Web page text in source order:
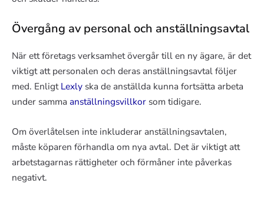
Övergång av personal och anställningsavtal
När ett företags verksamhet övergår till en ny ägare, är det
viktigt att personalen och deras anställningsavtal följer
med. EnligtLexly ska de anställda kunna fortsätta arbeta
under samma anställningsvillkor som tidigare.
Om överlåtelsen inte inkluderar anställningsavtalen,
måste köparen förhandla om nya avtal. Det är viktigt att
arbetstagarnas rättigheter och förmåner inte påverkas
negativt.